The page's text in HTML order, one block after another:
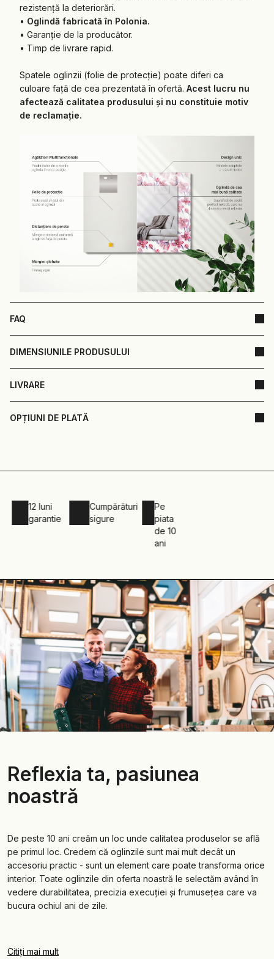
rezistență la deteriorări.
• Oglindă fabricată în Polonia.
• Garanție de la producător.
• Timp de livrare rapid.
Spatele oglinzii (folie de protecție) poate diferi ca
culoare față de cea prezentată în ofertă. Acest lucru nu
afectează calitatea produsului și nu constituie motiv
de reclamație.
FAQ
DIMENSIUNILE PRODUSULUI
LIVRARE
OPȚIUNI DE PLATĂ
12 luni
garantie
Cumpărături
sigure
Pe
piata
de 10
Reflexia ta, pasiunea
noastră
De peste 10 ani creăm un loc unde calitatea produselor se află
pe primul loc. Credem că oglinzile sunt mai mult decât un
accesoriu practic - sunt un element care poate transforma orice
interior. Toate oglinzile din oferta noastră le selectăm având în
vedere durabilitatea, precizia execuției și frumusețea care va
bucura ochiul ani de zile.
Citiți mai mult